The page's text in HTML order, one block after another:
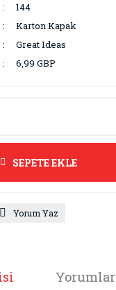
144
Karton Kapak
Great Ideas
6,99 GBP
SEPETE EKLE
Yorum Yaz
Yorumlar